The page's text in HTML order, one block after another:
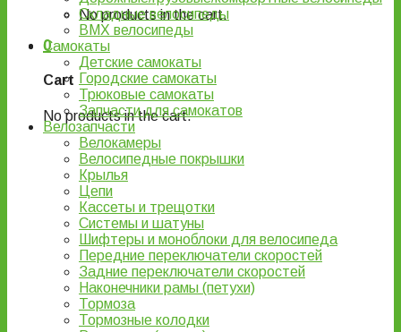
No products in the cart.
0
Cart
No products in the cart.
Складные велосипеды
BMX велосипеды
Самокаты
Детские самокаты
Городские самокаты
Трюковые самокаты
Запчасти для самокатов
Велозапчасти
Велокамеры
Велосипедные покрышки
Крылья
Цепи
Кассеты и трещотки
Системы и шатуны
Шифтеры и моноблоки для велосипеда
Передние переключатели скоростей
Задние переключатели скоростей
Наконечники рамы (петухи)
Тормоза
Тормозные колодки